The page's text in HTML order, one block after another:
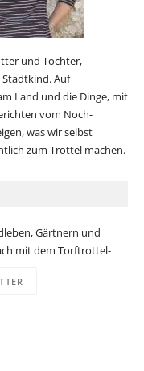
und Tochter,
Auf
Land und die Dinge, mit
vom Noch-
was wir selbst
zum Trottel machen.
Gärtnern und
mit dem Torftrottel-